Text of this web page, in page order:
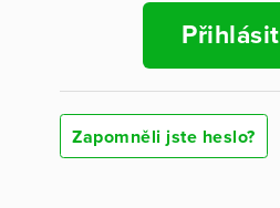
Zapomněli jste heslo?